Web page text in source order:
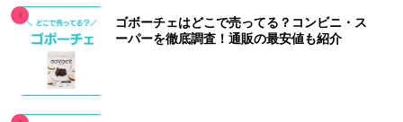
ゴボーチェはどこで売ってる？コンビニ・ス
ーパーを徹底調査！通販の最安値も紹介